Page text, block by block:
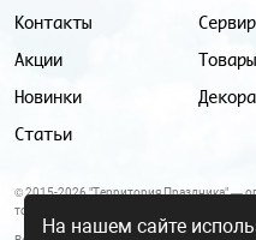
Контакты
Акции
Новинки
Статьи
© 2015-2026 "Территория Праздника" —
товаров для праздника.
На нашем сайте